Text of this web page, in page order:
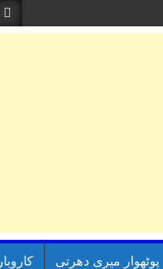
پوٹھوار میری دھرتی کاروبار